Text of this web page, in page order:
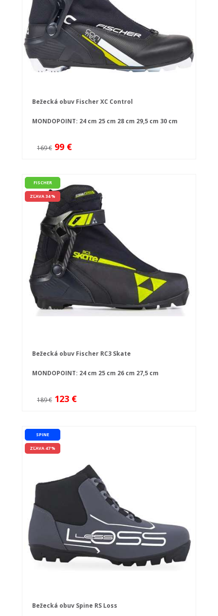
Bežecká obuv Fischer XC Control
MONDOPOINT: 24 cm 25 cm 28 cm 29,5 cm 30 cm
169 € 99 €
FISCHER
ZĽAVA 34 %
Bežecká obuv Fischer RC3 Skate
MONDOPOINT: 24 cm 25 cm 26 cm 27,5 cm
189 € 123 €
SPINE
ZĽAVA 47 %
Bežecká obuv Spine RS Loss